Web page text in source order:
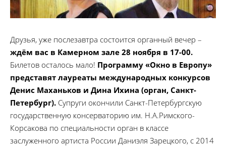
Друзья, уже послезавтра состоится органный вечер –
ждём вас в Камерном зале 28 ноября в 17-00.
Билетов осталось мало! Программу «Окно в Европу»
представят лауреаты международных конкурсов
Денис Маханьков и Дина Ихина (орган, Санкт-
Петербург). Супруги окончили Санкт-Петербургскую
государственную консерваторию им. Н.А.Римского-
Корсакова по специальности орган в классе
заслуженного артиста России Даниэля Зарецкого, с 2014